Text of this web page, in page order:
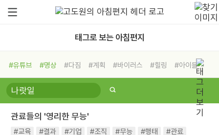
태그로 보는 아침편지
#유튜브 #명상 #다짐 #계획 #바이러스 #힐링
#아이들
#비전캠프
#독서캠프 #삶
#희망
#나눔 #친구 #링컨학교
#독서
#건강 #면역력
관료들의 '영리한 무능'
#교육 #결과 #기업 #조직 #무능 #행태
#관료